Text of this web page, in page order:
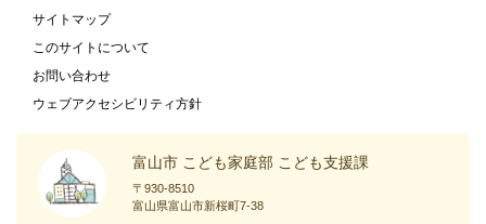
サイトマップ
このサイトについて
お問い合わせ
ウェブアクセシビリティ方針
富山市 こども家庭部 こども支援課
〒930-8510
富山県富山市新桜町7-38